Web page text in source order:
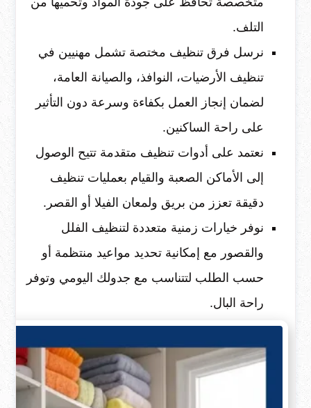
التلف.
نرسل فرق تنظيف مختصة تشمل مهنيين في
تنظيف الأرضيات، النوافذ، والصيانة العامة،
لضمان إنجاز العمل بكفاءة وسرعة دون التأثير
على راحة الساكنين.
نعتمد على أدوات تنظيف متقدمة تتيح الوصول
إلى الأماكن الصعبة والقيام بعمليات تنظيف
دقيقة تعزز من بريق ولمعان الفيلا أو القصر.
نوفر خيارات زمنية متعددة لتنظيف الفلل
والقصور مع إمكانية تحديد مواعيد منتظمة أو
حسب الطلب لتتناسب مع جدولك اليومي وتوفر
راحة البال.